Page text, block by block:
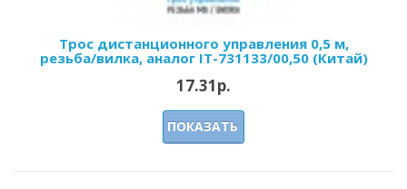
Трос дистанционного управления 0,5 м,
резьба/вилка, аналог IT-731133/00,50 (Китай)
17.31р.
ПОКАЗАТЬ